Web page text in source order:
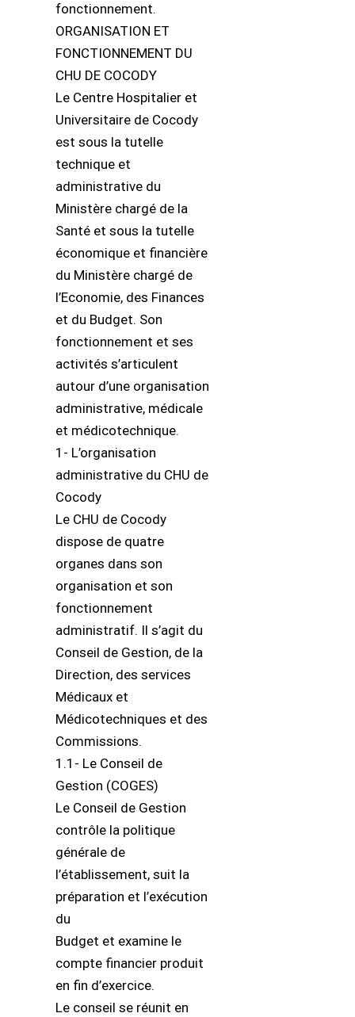
fonctionnement.
ORGANISATION ET
FONCTIONNEMENT DU
CHU DE COCODY
Le Centre Hospitalier et
Universitaire de Cocody
est sous la tutelle
technique et
administrative du
Ministère chargé de la
Santé et sous la tutelle
économique et financière
du Ministère chargé de
l’Economie, des Finances
et du Budget. Son
fonctionnement et ses
activités s’articulent
autour d’une organisation
administrative, médicale
et médicotechnique.
1- L’organisation
administrative du CHU de
Cocody
Le CHU de Cocody
dispose de quatre
organes dans son
organisation et son
fonctionnement
administratif. Il s’agit du
Conseil de Gestion, de la
Direction, des services
Médicaux et
Médicotechniques et des
Commissions.
1.1- Le Conseil de
Gestion (COGES)
Le Conseil de Gestion
contrôle la politique
générale de
l’établissement, suit la
préparation et l’exécution
du
Budget et examine le
compte financier produit
en fin d’exercice.
Le conseil se réunit en